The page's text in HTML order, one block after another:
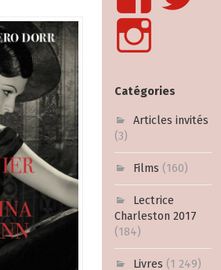
Catégories
Articles invités
(3)
Films (160)
Lectrice
Charleston 2017
(184)
Livres (1 249)